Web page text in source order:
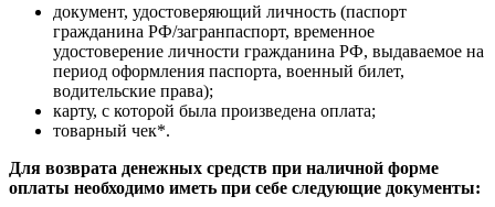
документ, удостоверяющий личность (паспорт
гражданина РФ/загранпаспорт, временное
удостоверение личности гражданина РФ, выдаваемое на
период оформления паспорта, военный билет,
водительские права);
карту, с которой была произведена оплата;
товарный чек*.
Для возврата денежных средств при наличной форме
оплаты необходимо иметь при себе следующие документы: